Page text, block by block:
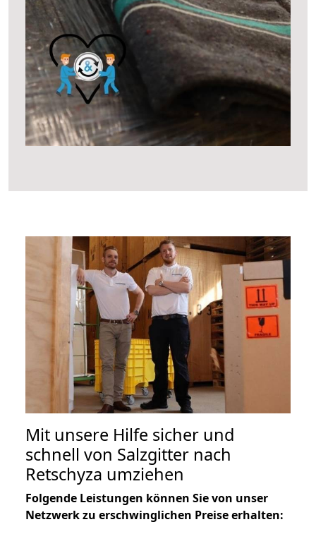
Mit unsere Hilfe sicher und
schnell von Salzgitter nach
Retschyza umziehen
Folgende Leistungen können Sie von unser
Netzwerk zu erschwinglichen Preise erhalten: